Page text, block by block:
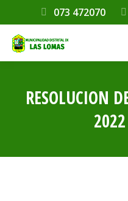
073 472070
RESOLUCION